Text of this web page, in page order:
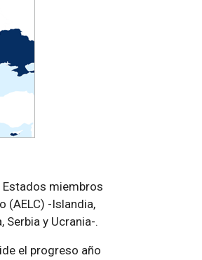
miembros
(AELC) -Islandia,
Serbia y Ucrania-.
el progreso año